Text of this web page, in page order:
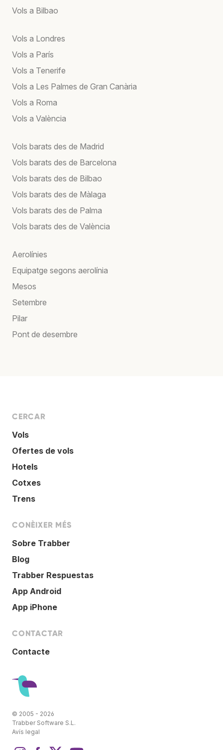
Vols a Bilbao
Vols a Londres
Vols a París
Vols a Tenerife
Vols a Les Palmes de Gran Canària
Vols a Roma
Vols a València
Vols barats des de Madrid
Vols barats des de Barcelona
Vols barats des de Bilbao
Vols barats des de Màlaga
Vols barats des de Palma
Vols barats des de València
Aerolínies
Equipatge segons aerolínia
Mesos
Setembre
Pilar
Pont de desembre
CERCAR
Vols
Ofertes de vols
Hotels
Cotxes
Trens
CONÈIXER MÉS
Sobre Trabber
Blog
Trabber Respuestas
App Android
App iPhone
CONTACTAR
Contacte
© 2005 - 2026
Trabber Software S.L.
Avís legal